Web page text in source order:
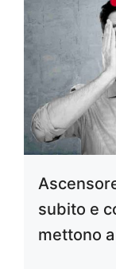
subito e
mettono